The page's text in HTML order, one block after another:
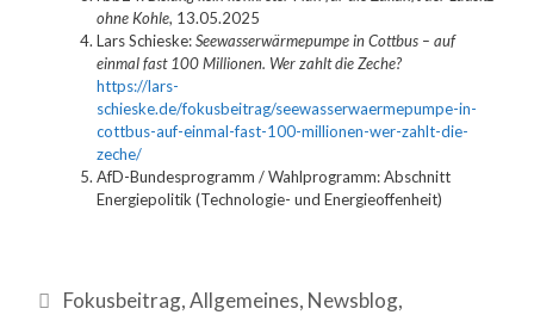
ohne Kohle, 13.05.2025
Lars Schieske:Seewasserwärmepumpe in Cottbus – auf
einmal fast 100 Millionen. Wer zahlt die Zeche?
https://lars-
schieske.de/fokusbeitrag/seewasserwaermepumpe-in-
cottbus-auf-einmal-fast-100-millionen-wer-zahlt-die-
zeche/
AfD-Bundesprogramm / Wahlprogramm: Abschnitt
Energiepolitik (Technologie- und Energieoffenheit)
Fokusbeitrag,Allgemeines, Newsblog,